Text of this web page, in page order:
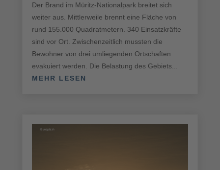
Der Brand im Müritz-Nationalpark breitet sich
weiter aus. Mittlerweile brennt eine Fläche von
rund 155.000 Quadratmetern. 340 Einsatzkräfte
sind vor Ort. Zwischenzeitlich mussten die
Bewohner von drei umliegenden Ortschaften
evakuiert werden. Die Belastung des Gebiets...
MEHR LESEN